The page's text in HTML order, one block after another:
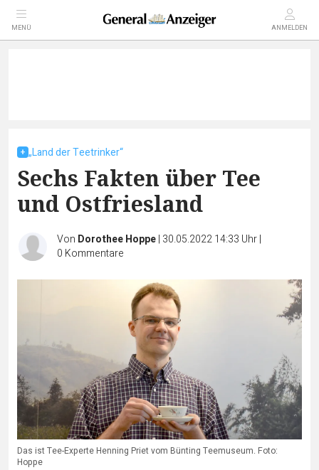
MENÜ ANMELDEN
„Land der Teetrinker“
Sechs Fakten über Tee
und Ostfriesland
Von Dorothee Hoppe| 30.05.2022 14:33 Uhr|
0 Kommentare
Das ist Tee-Experte Henning Priet vom Bünting Teemuseum. Foto:
Hoppe